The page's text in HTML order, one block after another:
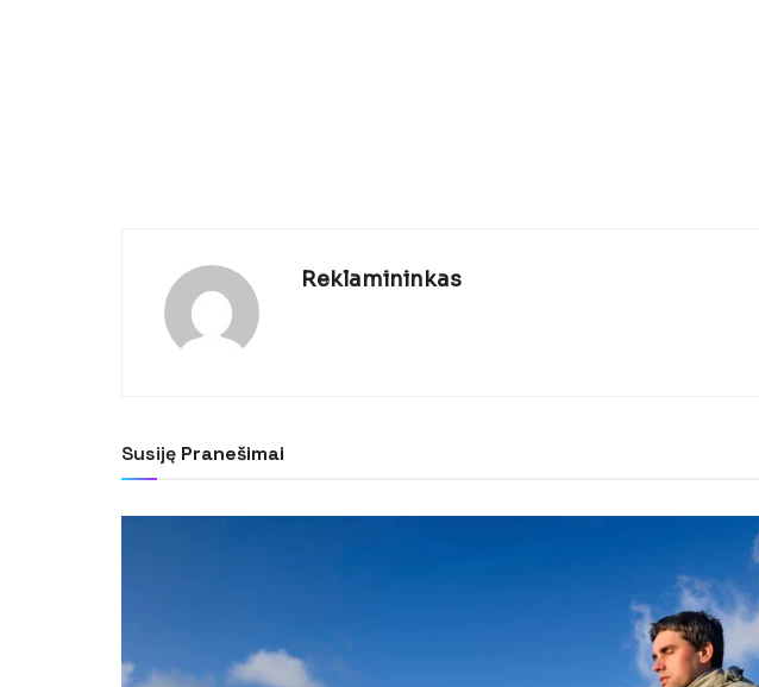
Reklamininkas
Susiję Pranešimai